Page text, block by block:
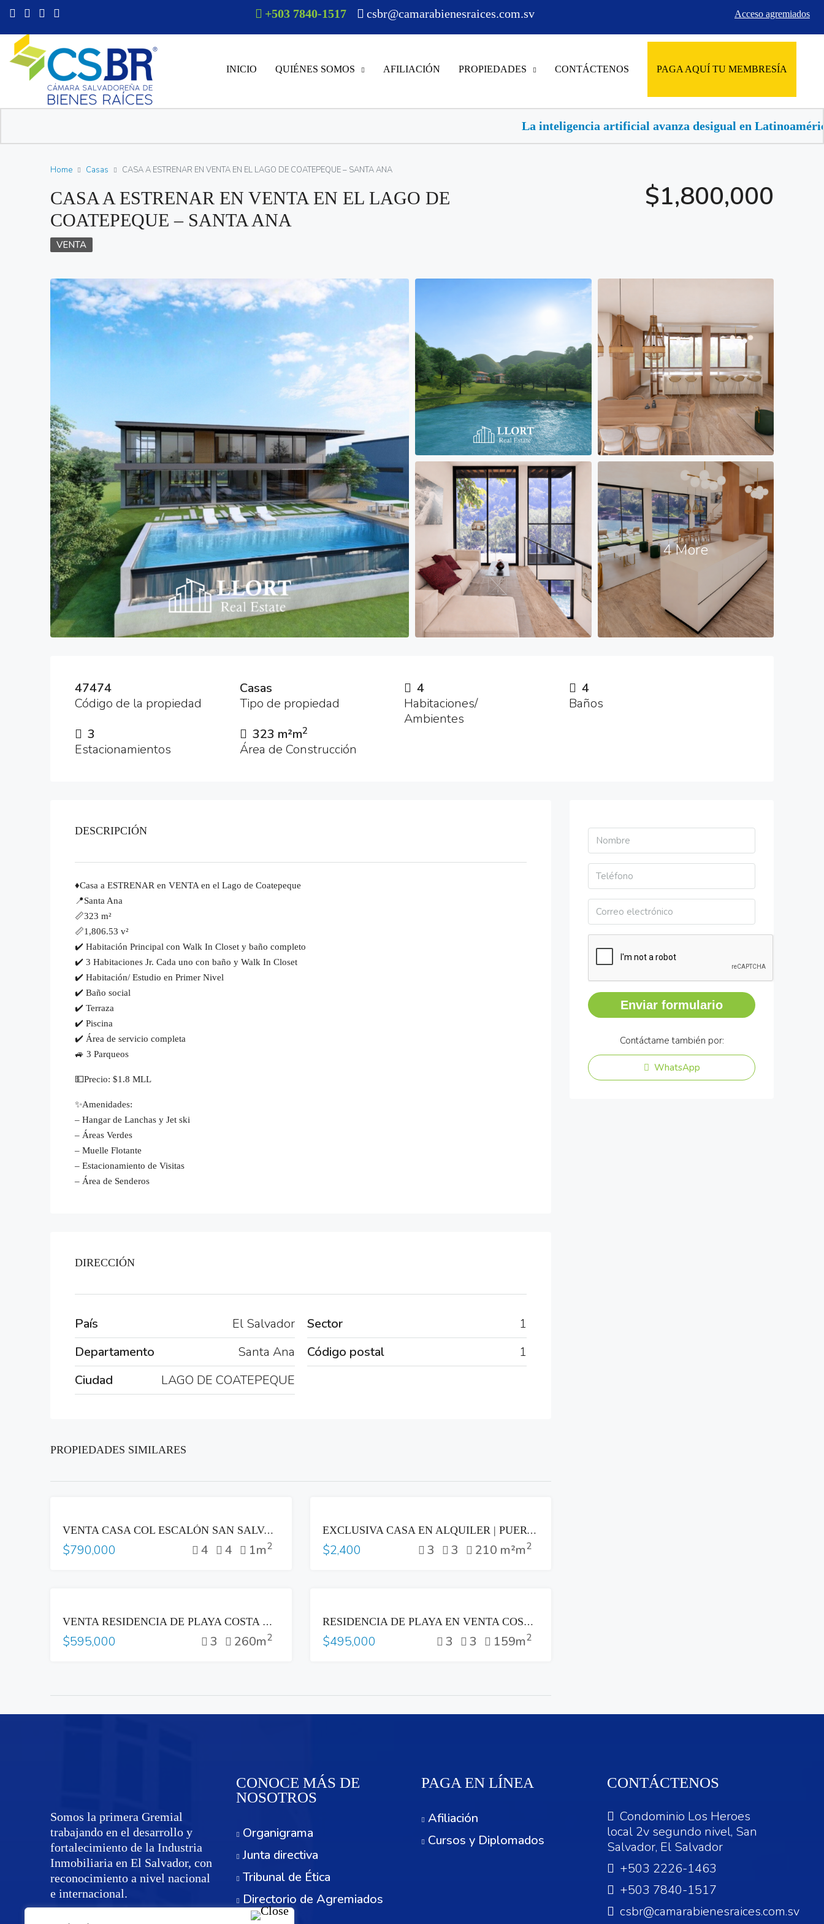
+503 7840-1517 csbr@camarabienesraices.com.sv Acceso agremiados
INICIO QUIÉNES SOMOS AFILIACIÓN PROPIEDADES CONTÁCTENOS PAGA AQUÍ TU MEMBRESÍA
La inteligencia artificial avanza desigual en Latinoamérica, buscan llevarla al
Home Casas CASA A ESTRENAR EN VENTA EN EL LAGO DE COATEPEQUE – SANTA ANA
CASA A ESTRENAR EN VENTA EN EL LAGO DE
COATEPEQUE – SANTA ANA
$1,800,000
VENTA
4 More
47474
Código de la propiedad
Casas
Tipo de propiedad
4
Habitaciones/
Ambientes
4
Baños
3
Estacionamientos
323 m²m2
Área de Construcción
DESCRIPCIÓN
♦️Casa a ESTRENAR en VENTA en el Lago de Coatepeque
📍Santa Ana
📏323 m²
📏1,806.53 v²
✔️ Habitación Principal con Walk In Closet y baño completo
✔️ 3 Habitaciones Jr. Cada uno con baño y Walk In Closet
✔️ Habitación/ Estudio en Primer Nivel
✔️ Baño social
✔️ Terraza
✔️ Piscina
✔️ Área de servicio completa
🚙 3 Parqueos
💵Precio: $1.8 MLL
✨Amenidades:
– Hangar de Lanchas y Jet ski
– Áreas Verdes
– Muelle Flotante
– Estacionamiento de Visitas
– Área de Senderos
DIRECCIÓN
País
El Salvador
Departamento
Santa Ana
Ciudad
LAGO DE COATEPEQUE
Sector
1
Código postal
1
PROPIEDADES SIMILARES
VENTA CASA COL ESCALÓN SAN SALVADOR ZONA PLAZA BEETHOVEN
$790,000 4 4 1m2
EXCLUSIVA CASA EN ALQUILER | PUERTA DEL BÁLSAMO II, NUEVO CUSCATLÁN
$2,400 3 3 210 m²m2
VENTA RESIDENCIA DE PLAYA COSTA DEL SOL
$595,000 3 260m2
RESIDENCIA DE PLAYA EN VENTA COSTA DEL SOL
$495,000 3 3 159m2
Enviar formulario
Contáctame también por:
WhatsApp
Somos la primera Gremial
trabajando en el desarrollo y
fortalecimiento de la Industria
Inmobiliaria en El Salvador, con
reconocimiento a nivel nacional
e internacional.
CONOCE MÁS DE
NOSOTROS
Organigrama
Junta directiva
Tribunal de Ética
Directorio de Agremiados
PAGA EN LÍNEA
Afiliación
Cursos y Diplomados
CONTÁCTENOS
Condominio Los Heroes
local 2v segundo nivel, San
Salvador, El Salvador
+503 2226-1463
+503 7840-1517
csbr@camarabienesraices.com.sv